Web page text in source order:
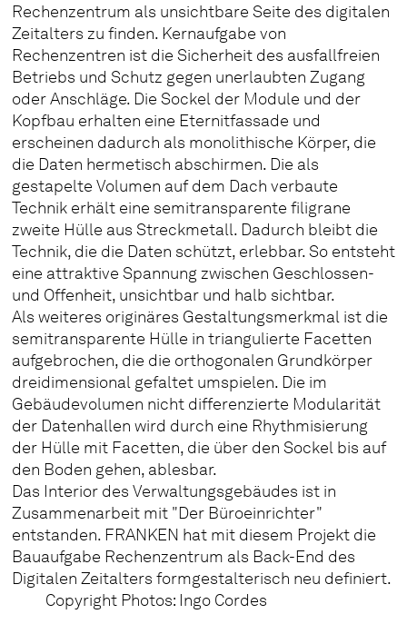
Rechenzentrum als unsichtbare Seite des digitalen
Zeitalters zu finden. Kernaufgabe von
Rechenzentren ist die Sicherheit des ausfallfreien
Betriebs und Schutz gegen unerlaubten Zugang
oder Anschläge. Die Sockel der Module und der
Kopfbau erhalten eine Eternitfassade und
erscheinen dadurch als monolithische Körper, die
die Daten hermetisch abschirmen. Die als
gestapelte Volumen auf dem Dach verbaute
Technik erhält eine semitransparente filigrane
zweite Hülle aus Streckmetall. Dadurch bleibt die
Technik, die die Daten schützt, erlebbar. So entsteht
eine attraktive Spannung zwischen Geschlossen-
und Offenheit, unsichtbar und halb sichtbar.
Als weiteres originäres Gestaltungsmerkmal ist die
semitransparente Hülle in triangulierte Facetten
aufgebrochen, die die orthogonalen Grundkörper
dreidimensional gefaltet umspielen. Die im
Gebäudevolumen nicht differenzierte Modularität
der Datenhallen wird durch eine Rhythmisierung
der Hülle mit Facetten, die über den Sockel bis auf
den Boden gehen, ablesbar.
Das Interior des Verwaltungsgebäudes ist in
Zusammenarbeit mit "Der Büroeinrichter"
entstanden. FRANKEN hat mit diesem Projekt die
Bauaufgabe Rechenzentrum als Back-End des
Digitalen Zeitalters formgestalterisch neu definiert.
Copyright Photos: Ingo Cordes